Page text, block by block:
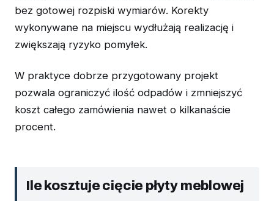
bez gotowej rozpiski wymiarów. Korekty
wykonywane na miejscu wydłużają realizację i
zwiększają ryzyko pomyłek.
W praktyce dobrze przygotowany projekt
pozwala ograniczyć ilość odpadów i zmniejszyć
koszt całego zamówienia nawet o kilkanaście
procent.
Ile kosztuje cięcie płyty meblowej